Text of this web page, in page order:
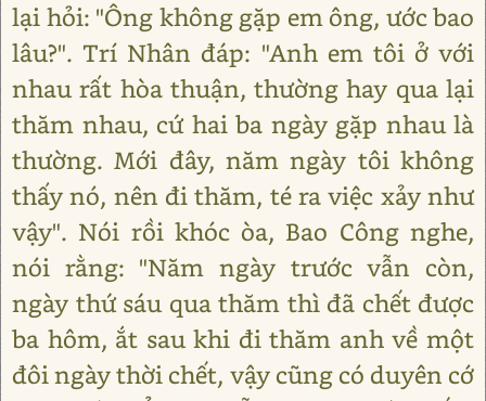
lại hỏi: "Ông không gặp em ông, ước bao
lâu?". Trí Nhân đáp: "Anh em tôi ở với
nhau rất hòa thuận, thường hay qua lại
thăm nhau, cứ hai ba ngày gặp nhau là
thường. Mới đây, năm ngày tôi không
thấy nó, nên đi thăm, té ra việc xảy như
vậy". Nói rồi khóc òa, Bao Công nghe,
nói rằng: "Năm ngày trước vẫn còn,
ngày thứ sáu qua thăm thì đã chết được
ba hôm, ắt sau khi đi thăm anh về một
đôi ngày thời chết, vậy cũng có duyên cớ